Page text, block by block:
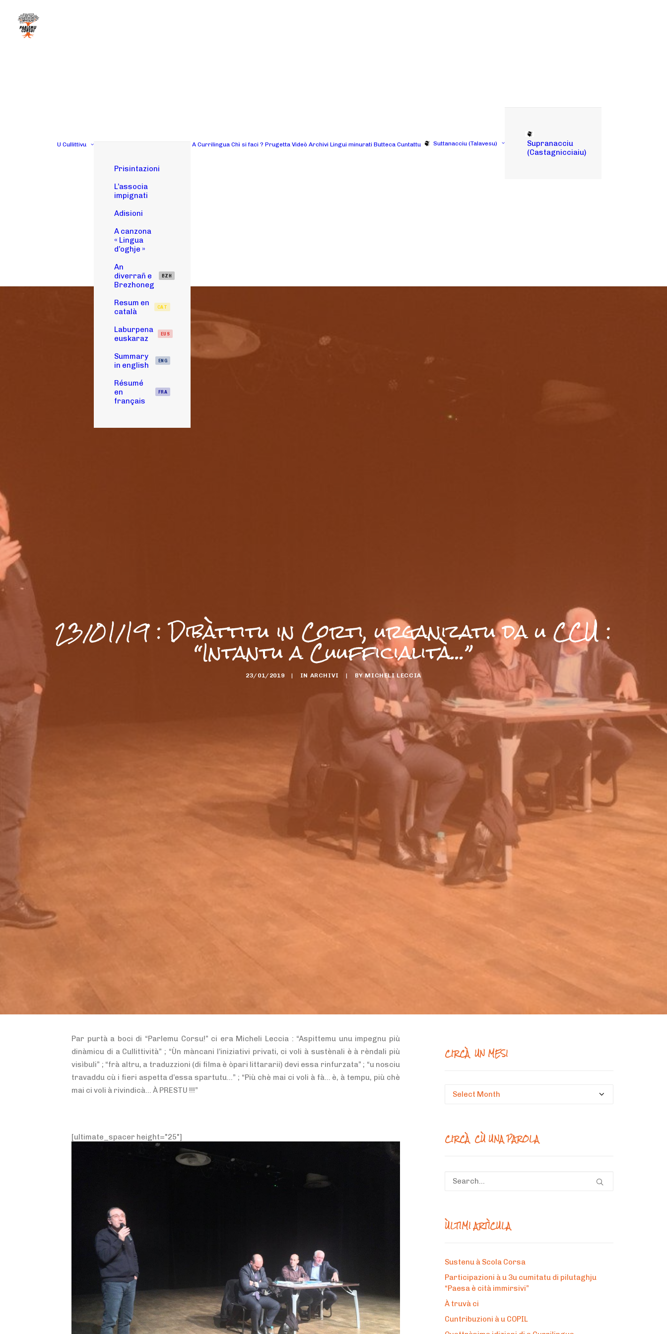
U Cullittivu
Prisintazioni
L’associa
impignati
Adisioni
A canzona
« Lingua
d’oghje »
An
diverrañ e
Brezhoneg
BZH
Resum en
català
CAT
Laburpena
euskaraz
EUS
Summary
in english
ENG
Résumé
en
français
FRA
A Currilingua Chì si faci ? Prugetta Videò Archivi Lingui minurati Butteca Cuntattu Suttanacciu (Talavesu)
Supranacciu
(Castagnicciaiu)
23/01/19 : Dibàttitu in Corti, urganizatu da u CCU :
“Intantu a Cuufficialità...”
23/01/2019 | IN ARCHIVI | BYMICHELI LECCIA
Par purtà a boci di “Parlemu Corsu!” ci era Micheli Leccia : “Aspittemu unu impegnu più
dinàmicu di a Cullittività” ; “Ùn màncani l’iniziativi privati, ci voli à sustènali è à rèndali più
visìbuli” ; “frà altru, a traduzzioni (di filma è òpari littararii) devi essa rinfurzata” ; “u nosciu
travaddu cù i fieri aspetta d’essa spartutu…” ; “Più chè mai ci voli à fà… è, à tempu, più chè
mai ci voli à rivindicà… À PRESTU !!!”
[ultimate_spacer height="25"]
CIRCÀ UN MESI
Circà
CIRCÀ CÙ UNA PAROLA
ÙLTIMI ARTÌCULA
Sustenu à Scola Corsa
Participazioni à u 3u cumitatu di pilutaghju
“Paesa è cità immirsivi”
À truvà ci
Cuntribuzioni à u COPIL